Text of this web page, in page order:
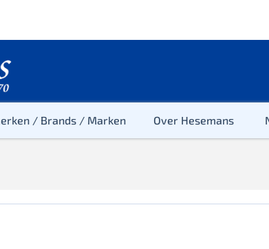
Merken / Brands / Marken Over Hesemans